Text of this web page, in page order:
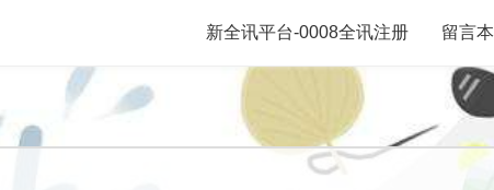
新全讯平台-0008全讯注册
留言本